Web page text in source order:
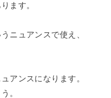
ます。
ニュアンスで使え、
アンスになります。
。